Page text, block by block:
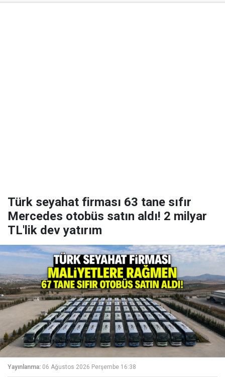
Türk seyahat firması 63 tane sıfır
Mercedes otobüs satın aldı! 2 milyar
TL'lik dev yatırım
Yayınlanma: 06 Ağustos 2026 Perşembe 16:38